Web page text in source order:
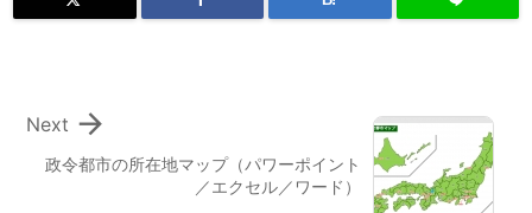
政令都市の所在地マップ（パワーポイント
／エクセル／ワード）

Next